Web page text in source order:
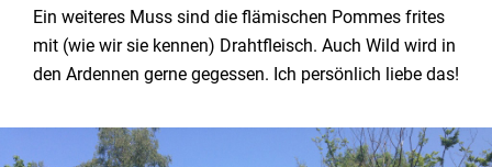
Ein weiteres Muss sind die flämischen Pommes frites
mit (wie wir sie kennen) Drahtfleisch. Auch Wild wird in
den Ardennen gerne gegessen. Ich persönlich liebe das!